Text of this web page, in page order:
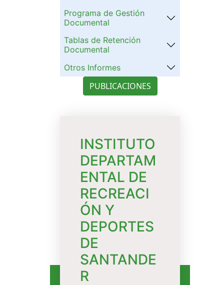
Programa de Gestión
Documental
Tablas de Retención
Documental
Otros Informes
PUBLICACIONES
INSTITUTO
DEPARTAM
ENTAL DE
RECREACI
ÓN Y
DEPORTES
DE
SANTANDE
R